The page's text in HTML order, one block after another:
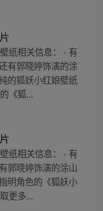
纸相关信息： - 有
有郭晓婷饰演的涂
的狐妖小红娘壁纸
《狐...
纸相关信息： - 有
郭晓婷饰演的涂山
明角色的《狐妖小
更多...